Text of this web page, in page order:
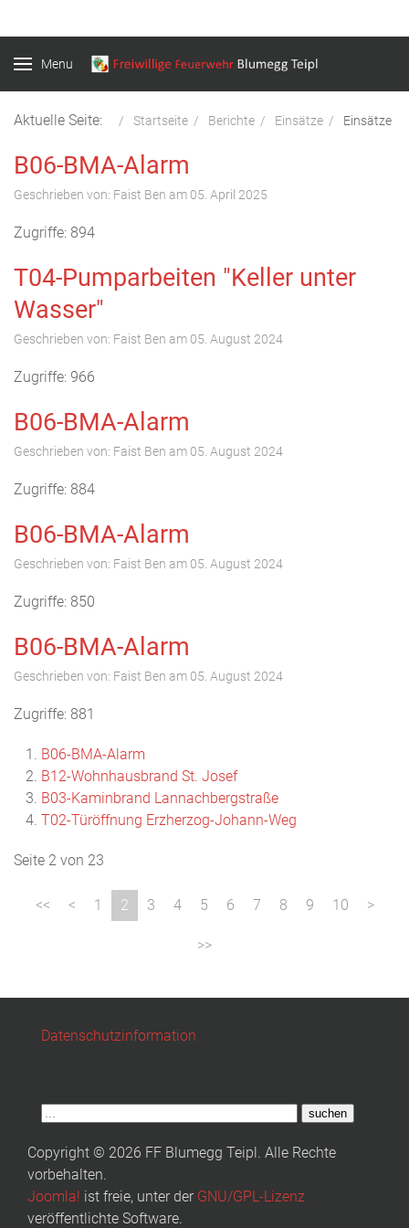
Menu
Aktuelle Seite: Startseite Berichte Einsätze Einsätze
B06-BMA-Alarm
Geschrieben von: Faist Ben am 05. April 2025
Zugriffe: 894
T04-Pumparbeiten "Keller unter
Wasser"
Geschrieben von: Faist Ben am 05. August 2024
Zugriffe: 966
B06-BMA-Alarm
Geschrieben von: Faist Ben am 05. August 2024
Zugriffe: 884
B06-BMA-Alarm
Geschrieben von: Faist Ben am 05. August 2024
Zugriffe: 850
B06-BMA-Alarm
Geschrieben von: Faist Ben am 05. August 2024
Zugriffe: 881
B06-BMA-Alarm
B12-Wohnhausbrand St. Josef
B03-Kaminbrand Lannachbergstraße
T02-Türöffnung Erzherzog-Johann-Weg
Seite 2 von 23
1 2 3 4 5 6 7 8 9 10
Datenschutzinformation
suchen
Copyright © 2026 FF Blumegg Teipl. Alle Rechte
vorbehalten.
Joomla! ist freie, unter der GNU/GPL-Lizenz
veröffentlichte Software.